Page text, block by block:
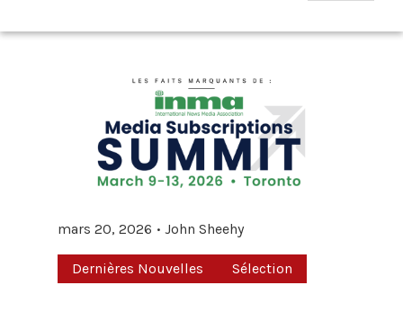
mars 20, 2026 John Sheehy
Dernières Nouvelles Sélection